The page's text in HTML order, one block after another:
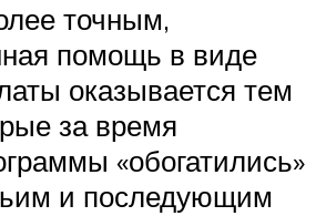
точным,
помощь в виде
оказывается тем
за время
«обогатились»
и последующим